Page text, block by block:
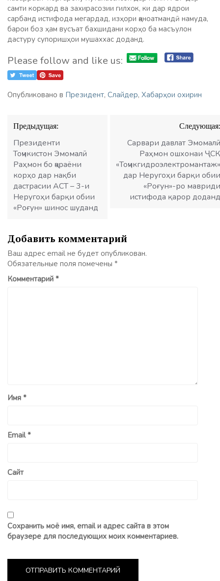
самти коркард ва захирасозии гилхок, ки дар ядрои
сарбанд истифода мегардад, изҳори қаноатмандӣ намуда,
барои боз ҳам вусъат бахшидани корҳо ба масъулон
дастуру супоришҳои мушаххас доданд.
Please follow and like us:
Опубликовано в Президент, Слайдер, Хабарҳои охирин
Навигация
по
записям
Предыдущая:
Президенти
Тоҷикистон Эмомалӣ
Раҳмон бо ҷараёни
корҳо дар нақби
дастрасии АСТ – 3-и
Неругоҳи барқи обии
«Роғун» шинос шуданд
Следующая:
Сарвари давлат Эмомалӣ
Раҳмон ошхонаи ҶСК
«Тоҷикгидроэлектромантаж»
дар Неругоҳи барқи обии
«Роғун»-ро мавриди
истифода қарор доданд
Добавить комментарий
Ваш адрес email не будет опубликован.
Обязательные поля помечены *
Комментарий *
Имя *
Email*
Сайт
Сохранить моё имя, email и адрес сайта в этом
браузере для последующих моих комментариев.